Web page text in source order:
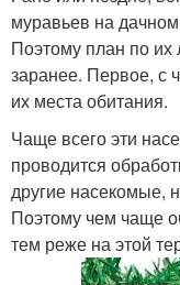
муравьев на дачном
Поэтому план по их
заранее. Первое, с
их места обитания.
Чаще всего эти
проводится
другие насекомые,
Поэтому чем чаще
тем реже на этой